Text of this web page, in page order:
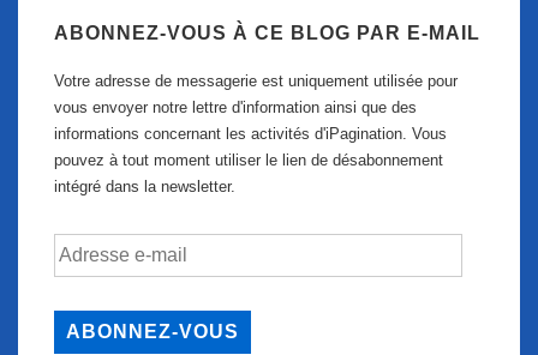
ABONNEZ-VOUS À CE BLOG PAR E-MAIL
Votre adresse de messagerie est uniquement utilisée pour
vous envoyer notre lettre d'information ainsi que des
informations concernant les activités d'iPagination. Vous
pouvez à tout moment utiliser le lien de désabonnement
intégré dans la newsletter.
Adresse
ABONNEZ-VOUS